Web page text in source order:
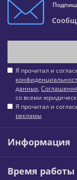
Я прочитал и
данных,
со всеми
Я прочитал и
рекламы
Информация
Время работы